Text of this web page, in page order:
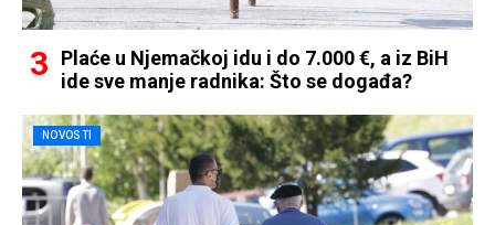
Plaće u Njemačkoj idu i do 7.000 €, a iz BiH
ide sve manje radnika: Što se događa?
NOVOSTI